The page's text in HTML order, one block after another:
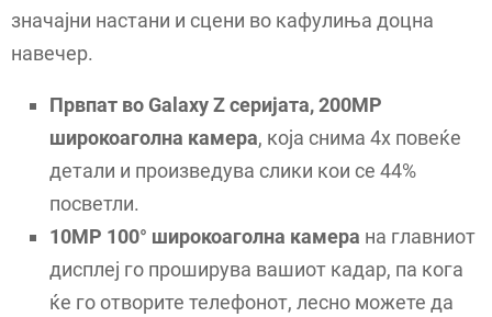
значајни настани и сцени во кафулиња доцна
навечер.
Првпат во Galaxy Z серијата, 200MP
широкоаголна камера, која снима 4x повеќе
детали и произведува слики кои се 44%
посветли.
10MP 100° широкоаголна камера на главниот
дисплеј го проширува вашиот кадар, па кога
ќе го отворите телефонот, лесно можете да